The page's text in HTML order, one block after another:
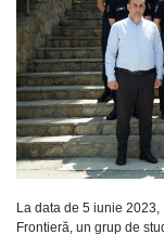
La data de 5 iunie
Frontieră, un grup de